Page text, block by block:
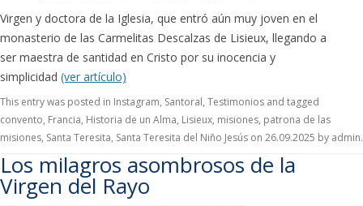
Virgen y doctora de la Iglesia, que entró aún muy joven en el
monasterio de las Carmelitas Descalzas de Lisieux, llegando a
ser maestra de santidad en Cristo por su inocencia y
simplicidad (ver artículo)
This entry was posted in Instagram, Santoral, Testimonios and tagged
convento, Francia, Historia de un Alma, Lisieux, misiones, patrona de las
misiones, Santa Teresita, Santa Teresita del Niño Jesús on 26.09.2025 by admin.
Los milagros asombrosos de la
Virgen del Rayo